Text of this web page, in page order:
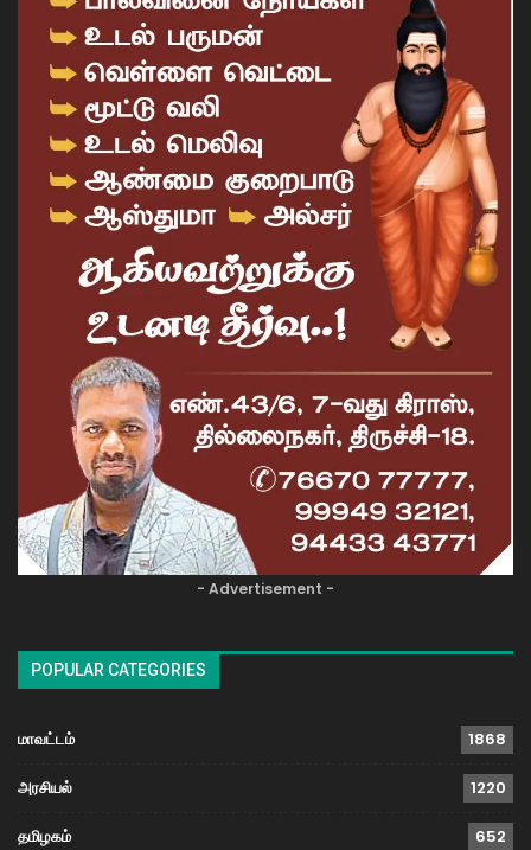
- Advertisement -
POPULAR CATEGORIES
மாவட்டம் 1868
அரசியல் 1220
தமிழகம் 652